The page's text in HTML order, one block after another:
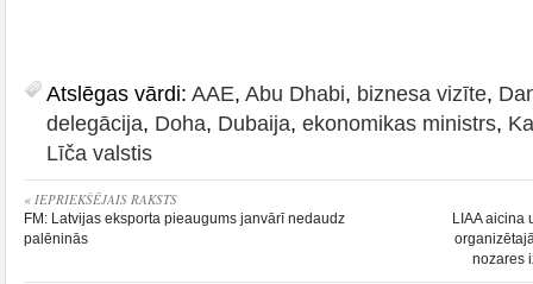
Atslēgas vārdi: AAE, Abu Dhabi, biznesa vizīte,
delegācija, Doha, Dubaija, ekonomikas ministrs,
Līča valstis
« IEPRIEKŠĒJAIS RAKSTS
FM: Latvijas eksporta pieaugums janvārī nedaudz
palēninās
LIAA aicina
nozares